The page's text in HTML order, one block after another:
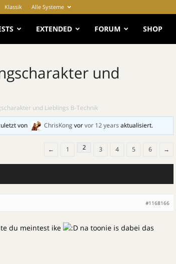
Klassik Alle Systeme
EXTENDED FORUM SHOP
und
und Lieblings B-Technik
von ChrisKong vorvor 12 years aktualisiert.
← 1 2 3 4 5 6 →
#1168166
du meintest ike
na toonie is dabei das